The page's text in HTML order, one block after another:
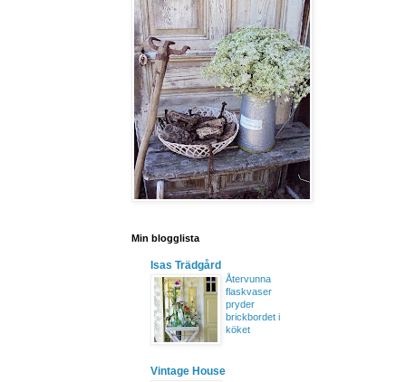
Min blogglista
Isas Trädgård
Återvunna
flaskvaser
pryder
brickbordet i
köket
Vintage House